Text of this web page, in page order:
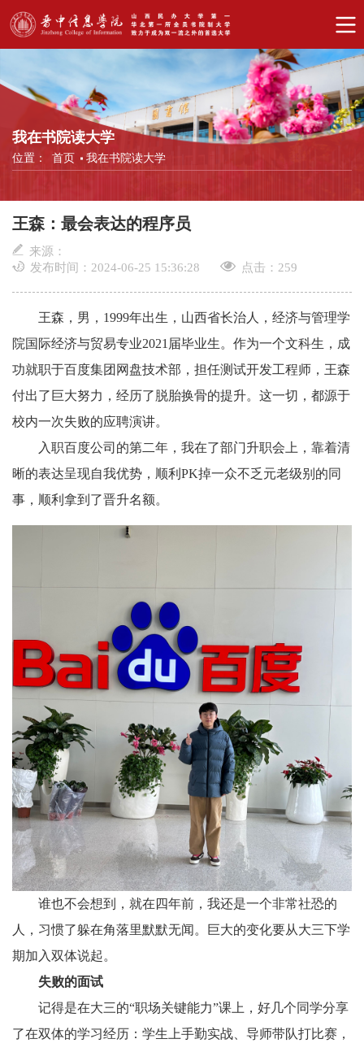
我在书院读大学
位置： 首页 我在书院读大学
王森：最会表达的程序员
来源：
发布时间：2024-06-25 15:36:28
点击： 259
王森，男，1999年出生，山西省长治人，经济与管理学
院国际经济与贸易专业2021届毕业生。作为一个文科生，成
功就职于百度集团网盘技术部，担任测试开发工程师，王森
付出了巨大努力，经历了脱胎换骨的提升。这一切，都源于
校内一次失败的应聘演讲。
入职百度公司的第二年，我在了部门升职会上，靠着清
晰的表达呈现自我优势，顺利PK掉一众不乏元老级别的同
事，顺利拿到了晋升名额。
谁也不会想到，就在四年前，我还是一个非常社恐的
人，习惯了躲在角落里默默无闻。巨大的变化要从大三下学
期加入双体说起。
失败的面试
记得是在大三的“职场关键能力”课上，好几个同学分享
了在双体的学习经历：学生上手勤实战、导师带队打比赛，